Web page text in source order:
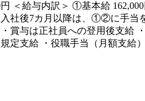
＜給与内訳＞ ①基本給
7カ月以降は、①②に手当を
賞与は正社員への登用後支給
定支給 ・役職手当（月額支給